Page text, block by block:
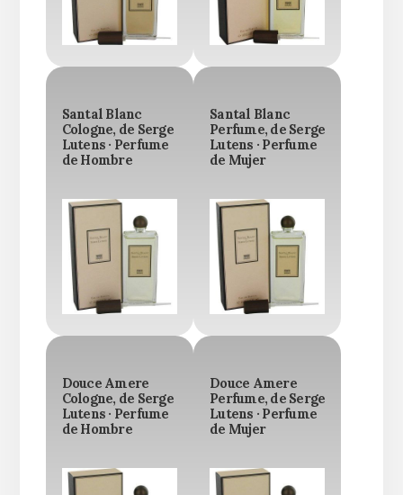
Santal Blanc
Cologne, de Serge
Lutens · Perfume
de Hombre
Santal Blanc
Perfume, de Serge
Lutens · Perfume
de Mujer
Douce Amere
Cologne, de Serge
Lutens · Perfume
de Hombre
Douce Amere
Perfume, de Serge
Lutens · Perfume
de Mujer